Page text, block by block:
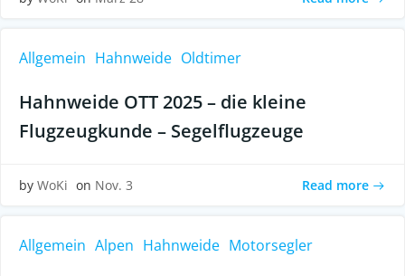
Allgemein Hahnweide Oldtimer
Hahnweide OTT 2025 – die kleine
Flugzeugkunde – Segelflugzeuge
by WoKi on Nov. 3 Read more
Allgemein Alpen Hahnweide Motorsegler